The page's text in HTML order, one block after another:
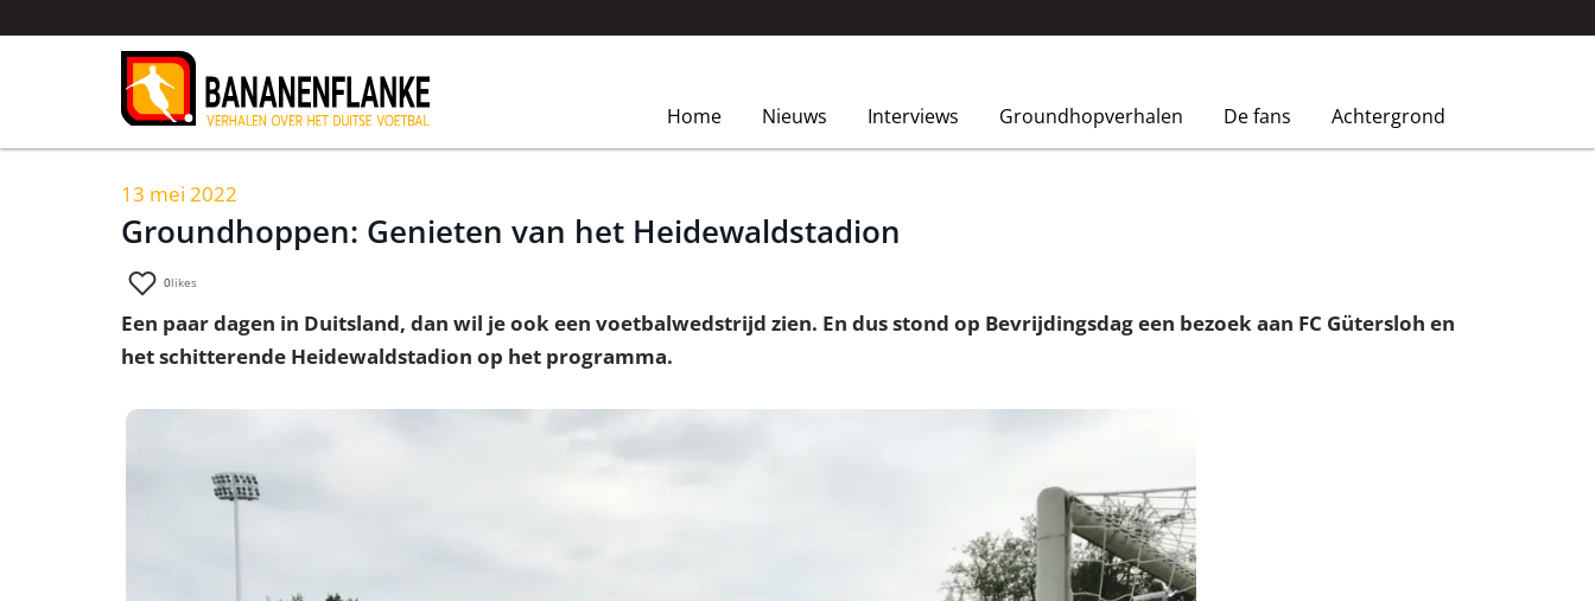
Home Nieuws Interviews Groundhopverhalen De fans Achtergrond
13 mei 2022
Groundhoppen: Genieten van het Heidewaldstadion
0likes
Een paar dagen in Duitsland, dan wil je ook een voetbalwedstrijd zien. En dus stond op Bevrijdingsdag een bezoek aan FC Gütersloh en
het schitterende Heidewaldstadion op het programma.